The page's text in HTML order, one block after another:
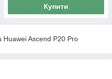
Купити
Huawei Ascend P20 Pro